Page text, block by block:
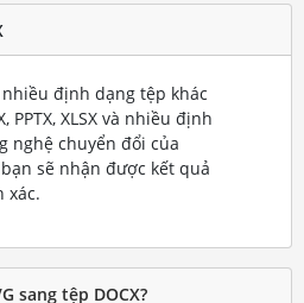
định dạng tệp khác
PPTX, XLSX và nhiều định
nghệ chuyển đổi của
sẽ nhận được kết quả
xác.
sang tệp DOCX?